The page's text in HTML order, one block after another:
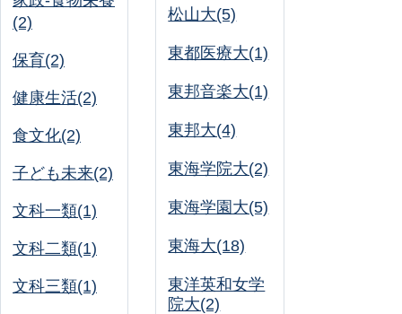
(2)
保育(2)
健康生活(2)
食文化(2)
子ども未来(2)
文科一類(1)
文科二類(1)
文科三類(1)
松山大(5)
東都医療大(1)
東邦音楽大(1)
東邦大(4)
東海学院大(2)
東海学園大(5)
東海大(18)
東洋英和女学
院大(2)